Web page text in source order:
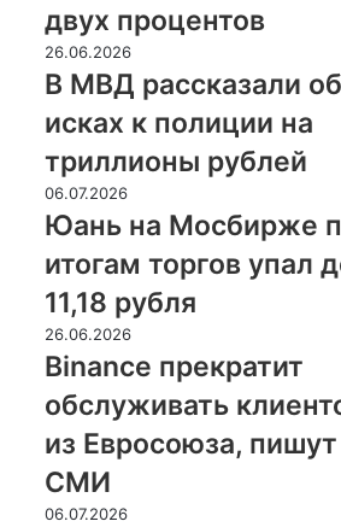
Европе
ускорили
снижение
до
процентов
двух процентов
В
МВД
рассказали
об
исках
к
полиции
на
рублей
26.06.2026
В МВД рассказали об
исках к полиции на
триллионы рублей
Юань
на
Мосбирже
по
итогам
торгов
упал
до
11,18
рубля
06.07.2026
Юань на Мосбирже
итогам торгов упал
11,18 рубля
Binance
прекратит
обслуживать
клиентов
из
Евросоюза,
пишут
СМИ
26.06.2026
Binance прекратит
обслуживать
из Евросоюза, пишут
СМИ
Выдача
06.07.2026